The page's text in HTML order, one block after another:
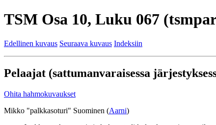
TSM Osa 10, Luku 067
Edellinen kuvaus Seuraava kuvaus Indeksiin
Pelaajat (sattumanvaraisessa
Ohita hahmokuvaukset
Mikko "palkkasoturi" Suominen (Aarni)